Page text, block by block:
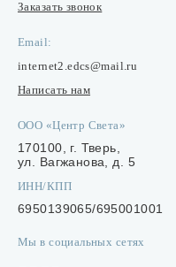
Заказать звонок
Email:
internet2.edcs@mail.ru
Написать нам
ООО «Центр Света»
170100, г. Тверь,
ул. Вагжанова, д. 5
ИНН/КПП
6950139065/695001001
Мы в социальных сетях